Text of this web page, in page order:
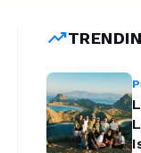
trending_up